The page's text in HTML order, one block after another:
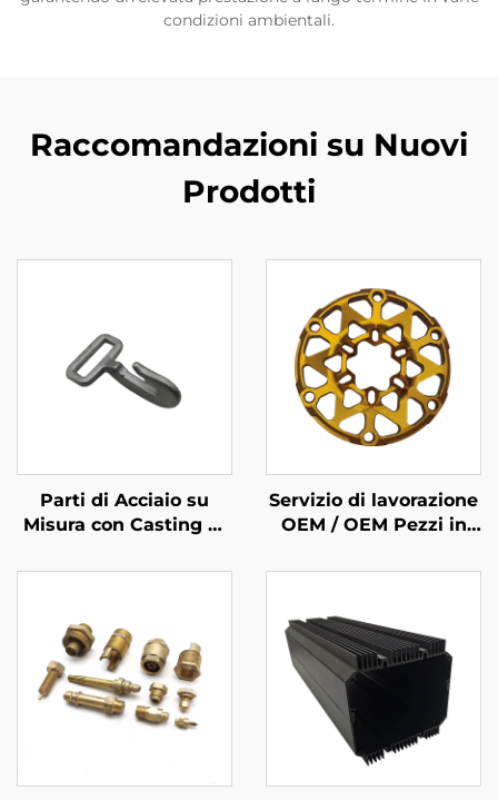
condizioni ambientali.
Raccomandazioni su Nuovi
Prodotti
Parti di Acciaio su
Misura con Casting di
Servizio di lavorazione
OEM / OEM Pezzi in
lavorazione CNC a
finitura anodizzata